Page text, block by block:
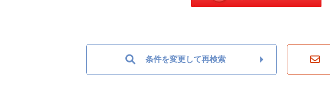
条件を変更して再検索